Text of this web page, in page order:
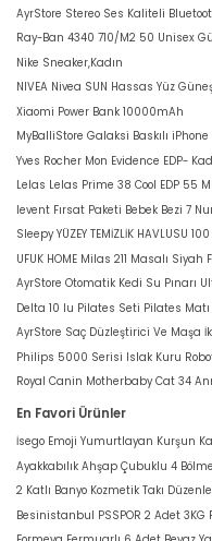
AyrStore Stereo Ses Kaliteli
Ray-Ban 4340 710/M2 50 Unisex
Nike Sneaker,Kadın
NIVEA Nivea SUN Hassas Yüz
Xiaomi Power Bank 10000mAh
MyBalliStore Galaksi Baskılı iPhone
Yves Rocher Mon Evidence EDP-
Lelas Lelas Prime 38 Cool EDP 55
levent Fırsat Paketi Bebek Bezi 7
Sleepy YÜZEY TEMİZLİK HAVLUSU 100
UFUK HOME Milas 211 Masalı
AyrStore Otomatik Kedi Su Pınarı
Delta 10 lu Pilates Seti Pilates
AyrStore Saç Düzleştirici Ve Maşa
Philips 5000 Serisi Islak Kuru
Royal Canin Motherbaby Cat 34
En Favori Ürünler
İsego Emoji Yumurtlayan Kurşun
Ayakkabılık Ahşap Çubuklu 4
2 Katlı Banyo Kozmetik Takı
Besinistanbul PSSPOR 2 Adet 3KG